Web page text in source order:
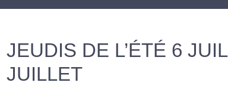
JEUDIS DE L’ÉTÉ 6
JUILLET